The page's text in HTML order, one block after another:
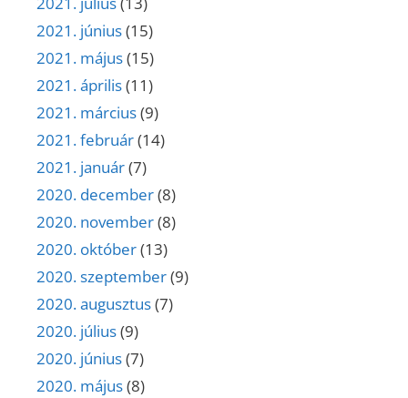
2021. június(15)
2021. május(15)
2021. április(11)
2021. március(9)
2021. február(14)
2021. január(7)
2020. december(8)
2020. november(8)
2020. október(13)
2020. szeptember(9)
2020. augusztus(7)
2020. július(9)
2020. június(7)
2020. május(8)